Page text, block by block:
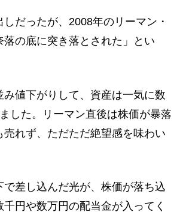
だったが、2008年のリーマン・
落の底に突き落とされた」とい
み値下がりして、資産は一気に数
した。リーマン直後は株価が暴落
売れず、ただただ絶望感を味わい
差し込んだ光が、株価が落ち込
円や数万円の配当金が入ってく